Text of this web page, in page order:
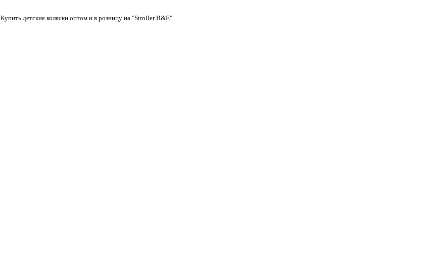
Купить детские коляски оптом и в розницу на "Stroller B&E"